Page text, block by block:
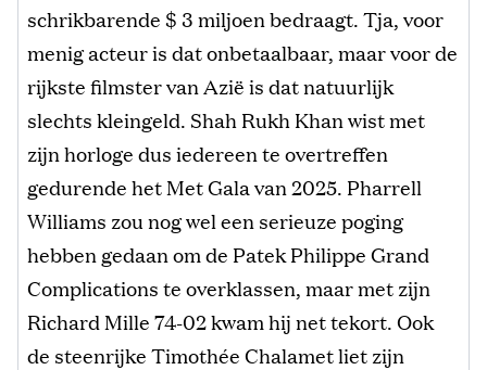
schrikbarende $ 3 miljoen bedraagt. Tja, voor
menig acteur is dat onbetaalbaar, maar voor de
rijkste filmster van Azië is dat natuurlijk
slechts kleingeld. Shah Rukh Khan wist met
zijn horloge dus iedereen te overtreffen
gedurende het Met Gala van 2025. Pharrell
Williams zou nog wel een serieuze poging
hebben gedaan om de Patek Philippe Grand
Complications te overklassen, maar met zijn
Richard Mille 74-02 kwam hij net tekort. Ook
de steenrijke Timothée Chalamet liet zijn